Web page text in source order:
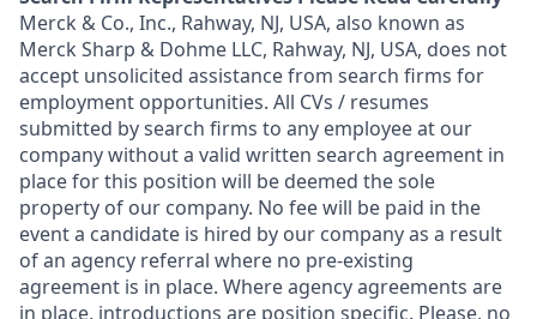
Merck & Co., Inc., Rahway, NJ, USA, also known as
Merck Sharp & Dohme LLC, Rahway, NJ, USA, does not
accept unsolicited assistance from search firms for
employment opportunities. All CVs / resumes
submitted by search firms to any employee at our
company without a valid written search agreement in
place for this position will be deemed the sole
property of our company. No fee will be paid in the
event a candidate is hired by our company as a result
of an agency referral where no pre-existing
agreement is in place. Where agency agreements are
in place, introductions are position specific. Please, no